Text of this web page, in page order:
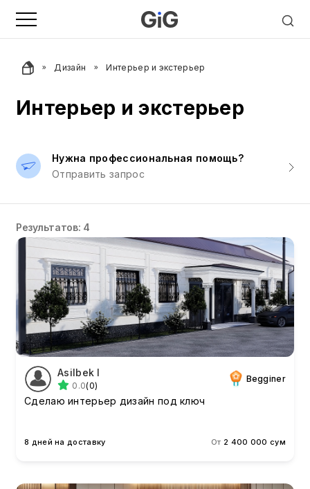
Дизайн Интерьер и экстерьер
Интерьер и экстерьер
Нужна профессиональная помощь?
Отправить запрос
Результатов: 4
Asilbek I
0.0(0)
Begginer
Сделаю интерьер дизайн под ключ
8 дней на доставку От 2 400 000 сум